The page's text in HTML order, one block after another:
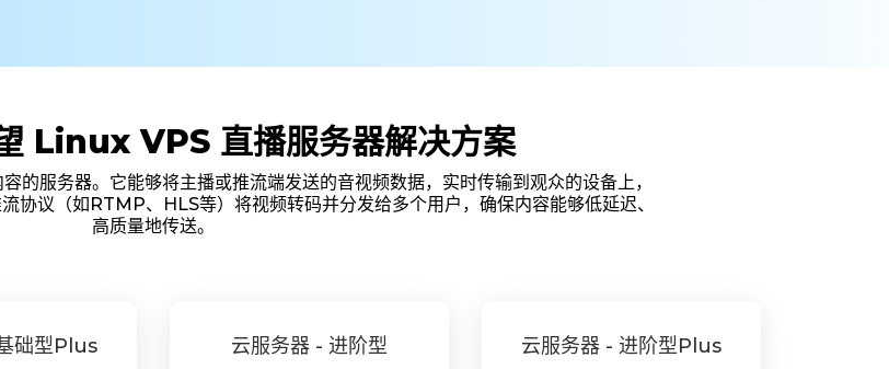
Linux VPS 直播服务器解决方案
的服务器。它能够将主播或推流端发送的音视频数据，实时传输到观众的设备上，
协议（如RTMP、HLS等）将视频转码并分发给多个用户，确保内容能够低延迟、
高质量地传送。
础型Plus 云服务器 - 进阶型 云服务器 - 进阶型Plus